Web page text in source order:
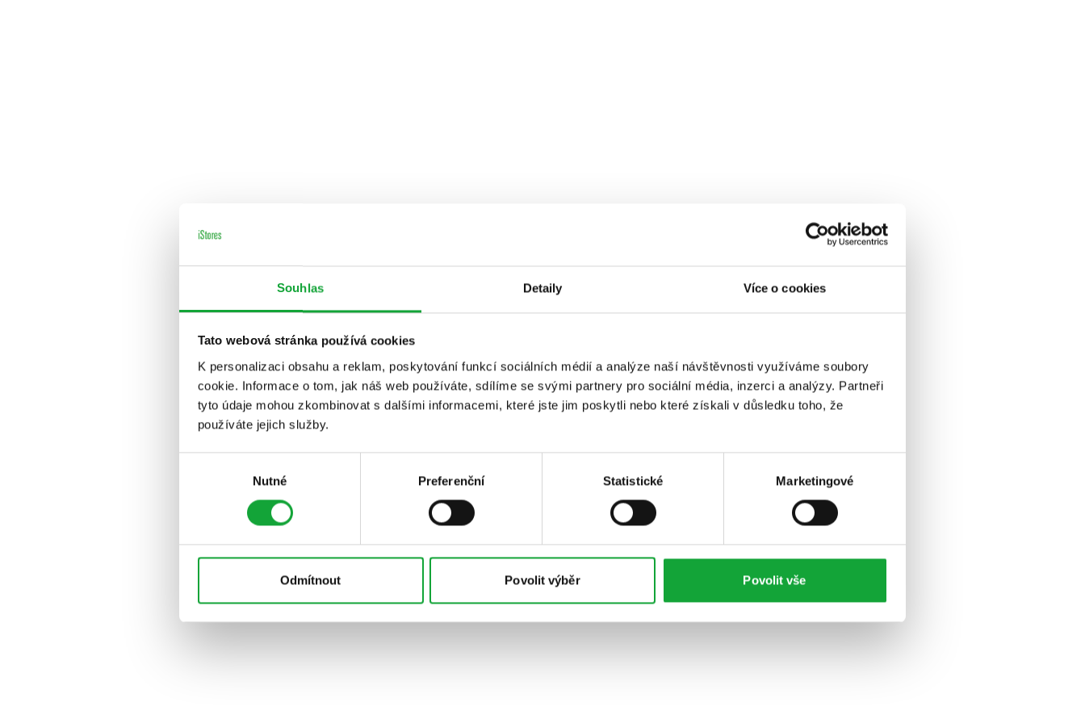
Souhlas Detaily Více o cookies
Tato webová stránka používá cookies
K personalizaci obsahu a reklam, poskytování funkcí sociálních médií a analýze naší návštěvnosti využíváme soubory
cookie. Informace o tom, jak náš web používáte, sdílíme se svými partnery pro sociální média, inzerci a analýzy. Partneři
tyto údaje mohou zkombinovat s dalšími informacemi, které jste jim poskytli nebo které získali v důsledku toho, že
používáte jejich služby.
Nutné Preferenční Statistické Marketingové
Odmítnout Povolit výběr Povolit vše